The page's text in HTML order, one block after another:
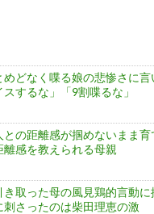
めどなく喋る娘の悲惨さに
スするな」「9割喋るな」
との距離感が掴めないまま
離感を教えられる母親
き取った母の風見鶏的言動
刺さったのは柴田理恵の激